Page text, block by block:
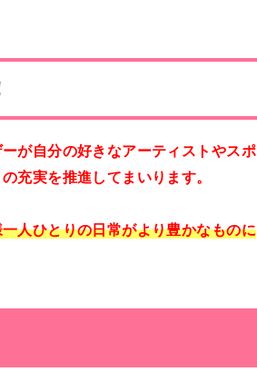
が自分の好きなアーティストやスポ
充実を推進してまいります。
人ひとりの日常がより豊かなものに